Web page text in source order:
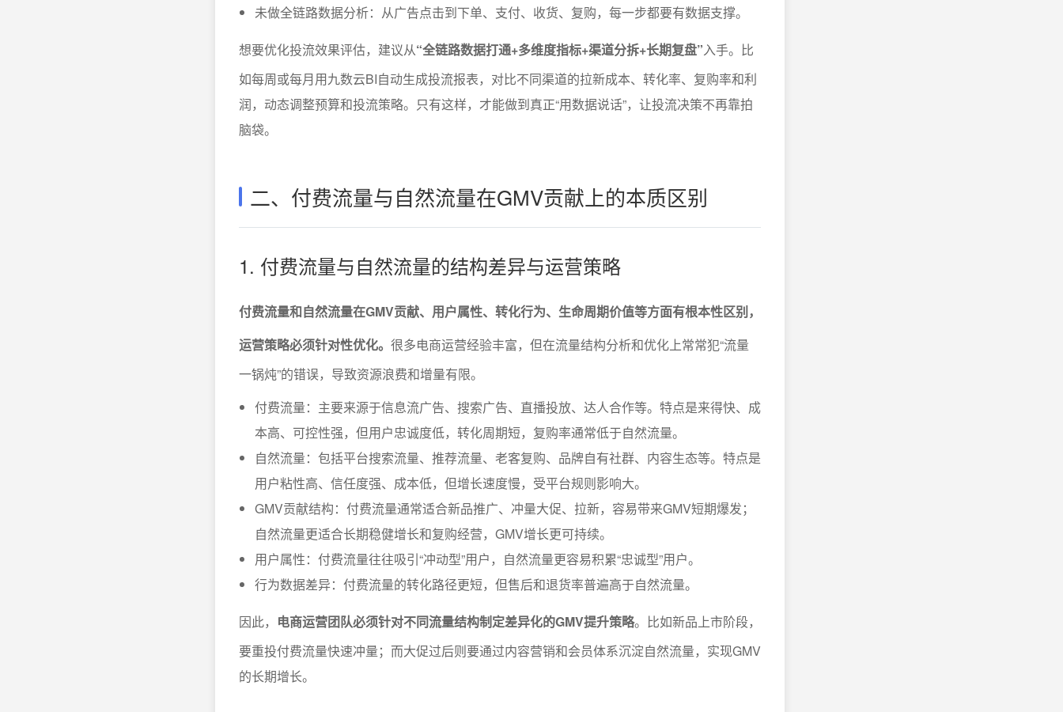
未做全链路数据分析：从广告点击到下单、支付、收货、复购，每一步都要有数据支撑。
想要优化投流效果评估，建议从“全链路数据打通+多维度指标+渠道分拆+长期复盘”入手。比
如每周或每月用九数云BI自动生成投流报表，对比不同渠道的拉新成本、转化率、复购率和利
润，动态调整预算和投流策略。只有这样，才能做到真正“用数据说话”，让投流决策不再靠拍
脑袋。
二、付费流量与自然流量在GMV贡献上的本质区别
1. 付费流量与自然流量的结构差异与运营策略
付费流量和自然流量在GMV贡献、用户属性、转化行为、生命周期价值等方面有根本性区别，
运营策略必须针对性优化。 很多电商运营经验丰富，但在流量结构分析和优化上常常犯“流量
一锅炖”的错误，导致资源浪费和增量有限。
付费流量：主要来源于信息流广告、搜索广告、直播投放、达人合作等。特点是来得快、成
本高、可控性强，但用户忠诚度低，转化周期短，复购率通常低于自然流量。
自然流量：包括平台搜索流量、推荐流量、老客复购、品牌自有社群、内容生态等。特点是
用户粘性高、信任度强、成本低，但增长速度慢，受平台规则影响大。
GMV贡献结构：付费流量通常适合新品推广、冲量大促、拉新，容易带来GMV短期爆发；
自然流量更适合长期稳健增长和复购经营，GMV增长更可持续。
用户属性：付费流量往往吸引“冲动型”用户，自然流量更容易积累“忠诚型”用户。
行为数据差异：付费流量的转化路径更短，但售后和退货率普遍高于自然流量。
因此， 电商运营团队必须针对不同流量结构制定差异化的GMV提升策略。比如新品上市阶段，
要重投付费流量快速冲量；而大促过后则要通过内容营销和会员体系沉淀自然流量，实现GMV
的长期增长。